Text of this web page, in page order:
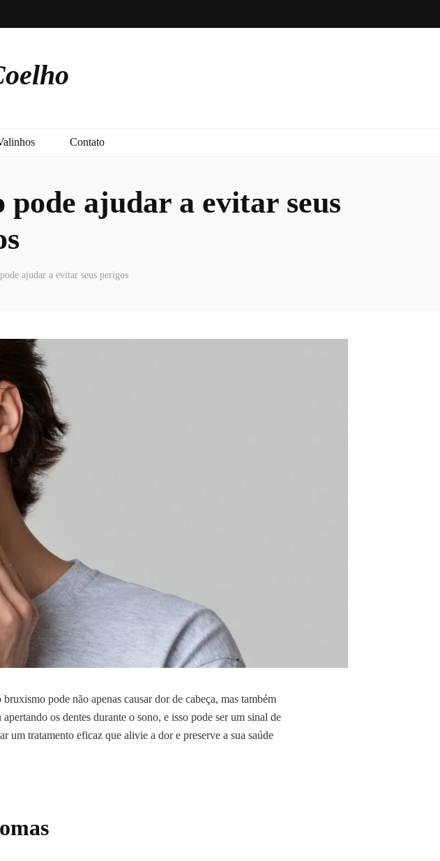
Contato
ajudar a evitar seus
ajudar a evitar seus perigos
pode não apenas causar dor de cabeça, mas também
os dentes durante o sono, e isso pode ser um sinal de
um tratamento eficaz que alivie a dor e preserve a sua saúde